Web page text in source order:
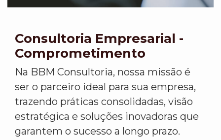
Consultoria Empresarial -
Comprometimento
Na BBM Consultoria, nossa missão é
ser o parceiro ideal para sua empresa,
trazendo práticas consolidadas, visão
estratégica e soluções inovadoras que
garantem o sucesso a longo prazo.